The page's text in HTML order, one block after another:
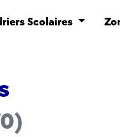
Scolaires